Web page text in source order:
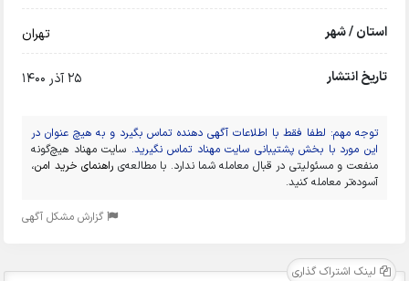
استان / شهر تهران
تاریخ انتشار 25 آذر 1400
توجه مهم: لطفا فقط با اطلاعات آگهی دهنده تماس بگیرد و به هیچ عنوان در
این مورد با بخش پشتیبانی سایت مهناد تماس نگیرید. سایت مهناد هیچ‌گونه
منفعت و مسئولیتی در قبال معامله شما ندارد. با مطالعه‌ی راهنمای خرید امن،
آسوده‌تر معامله کنید.
گزارش مشکل آگهی
لینک اشتراک گذاری